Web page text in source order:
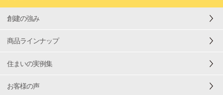
創建の強み
商品ラインナップ
住まいの実例集
お客様の声